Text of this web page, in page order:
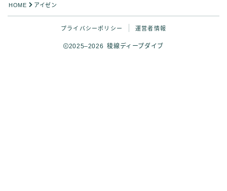
HOME アイゼン
プライバシーポリシー 運営者情報
2025–2026 稜線ディープダイブ